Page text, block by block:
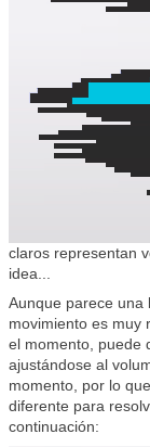
claros representan
idea...
Aunque parece una
movimiento es muy
el momento, puede
ajustándose al
momento, por lo
diferente para
continuación: